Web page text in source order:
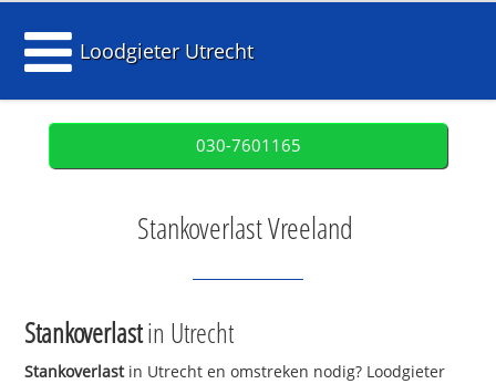
Loodgieter Utrecht
030-7601165
Stankoverlast Vreeland
Stankoverlastin Utrecht
Stankoverlastin Utrecht en omstreken nodig? Loodgieter